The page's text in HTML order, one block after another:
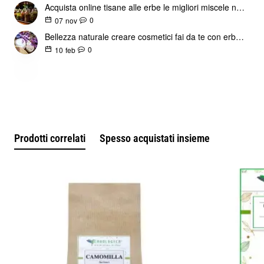
La polvere di camomilla ha una serie di benefici per la pelle.
La polvere di camomilla può anche aiutare a lenire la pelle
secca e irritata, rendendola un ingrediente prezioso nelle
mantenere una pelle sana e dall'aspetto giovane.
mescolarla con un olio vettore come l'olio di cocco o l'olio di
jojoba per creare un balsamo lenitivo e idratante per la pelle.
Puoi anche aggiungere polvere di camomilla all'acqua del
Un'altra opzione è usare la polvere di camomilla in una
Acquista online tisane alle erbe le migliori miscele naturali
07 nov 0
Bellezza naturale creare cosmetici fai da te con erbe officinali
10 feb 0
Prodotti correlati Spesso acquistati insieme